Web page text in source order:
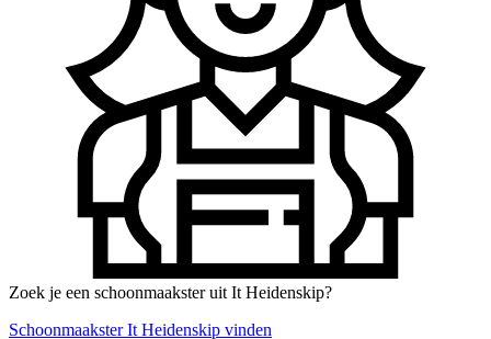
Zoek je een schoonmaakster uit It Heidenskip?
Schoonmaakster It Heidenskip vinden